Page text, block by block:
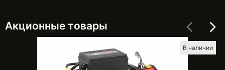
Акционные товары
В наличии